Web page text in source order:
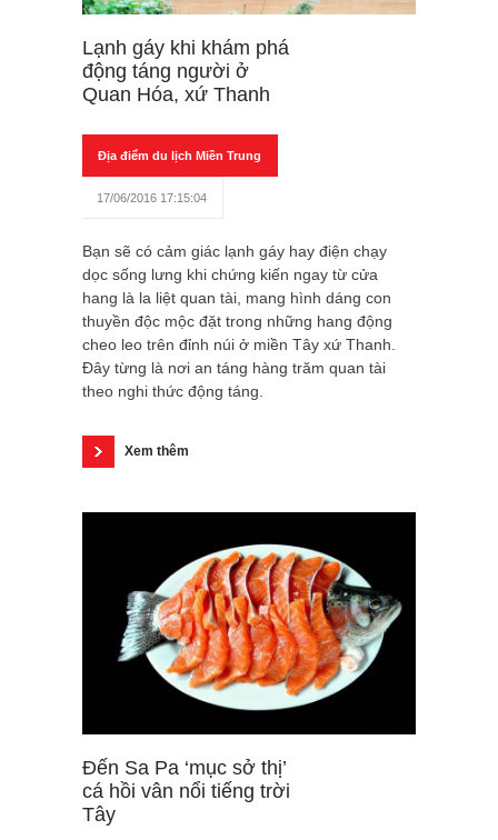
Lạnh gáy khi khám phá
động táng người ở
Quan Hóa, xứ Thanh
Địa điểm du lịch Miền Trung
17/06/2016 17:15:04
Bạn sẽ có cảm giác lạnh gáy hay điện chạy
dọc sống lưng khi chứng kiến ngay từ cửa
hang là la liệt quan tài, mang hình dáng con
thuyền độc mộc đặt trong những hang động
cheo leo trên đỉnh núi ở miền Tây xứ Thanh.
Đây từng là nơi an táng hàng trăm quan tài
theo nghi thức động táng.
Xem thêm
Đến Sa Pa ‘mục sở thị’
cá hồi vân nổi tiếng trời
Tây